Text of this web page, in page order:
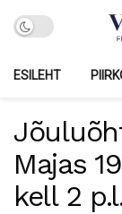
ESILEHT
Majas
kell 2